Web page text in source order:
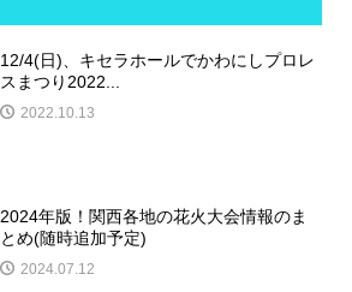
12/4(日)、キセラホールでかわにしプロレ
スまつり2022...
2022.10.13
2024年版！関西各地の花火大会情報のま
とめ(随時追加予定)
2024.07.12